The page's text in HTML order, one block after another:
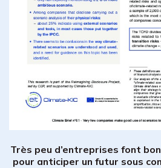
Très peu d’entreprises font
pour anticiper un futur sous